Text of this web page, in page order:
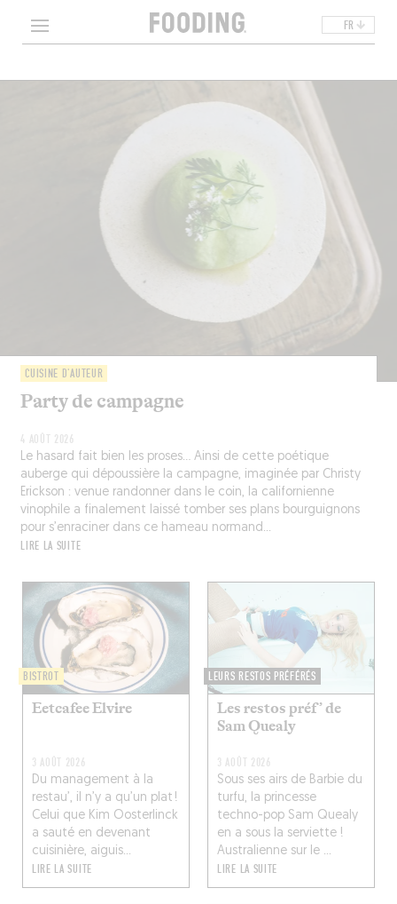
FR
CUISINE D'AUTEUR
Party de campagne
4 AOÛT 2026
Le hasard fait bien les proses… Ainsi de cette poétique
auberge qui dépoussière la campagne, imaginée par Christy
Erickson : venue randonner dans le coin, la californienne
vinophile a finalement laissé tomber ses plans bourguignons
pour s’enraciner dans ce hameau normand...
LIRE LA SUITE
BISTROT
Eetcafee Elvire
3 AOÛT 2026
Du management à la
restau’, il n’y a qu’un plat !
Celui que Kim Oosterlinck
a sauté en devenant
cuisinière, aiguis...
LIRE LA SUITE
LEURS RESTOS PRÉFÉRÉS
Les restos préf’ de
Sam Quealy
3 AOÛT 2026
Sous ses airs de Barbie du
turfu, la princesse
techno-pop Sam Quealy
en a sous la serviette !
Australienne sur le ...
LIRE LA SUITE